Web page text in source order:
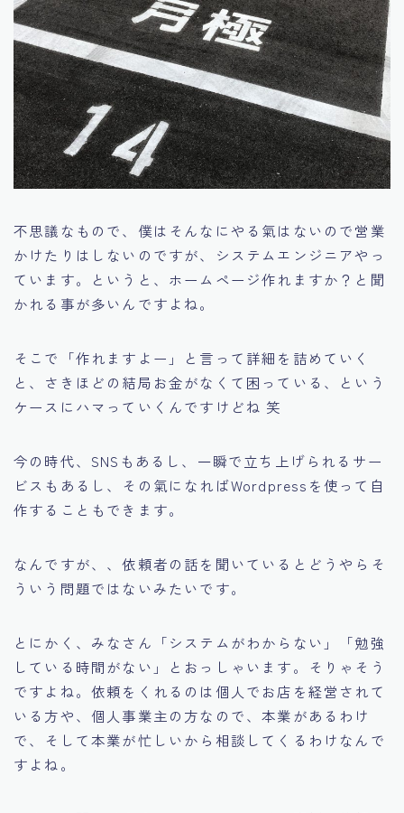
不思議なもので、僕はそんなにやる氣はないので営業
かけたりはしないのですが、システムエンジニアやっ
ています。というと、ホームページ作れますか？と聞
かれる事が多いんですよね。
そこで「作れますよー」と言って詳細を詰めていく
と、さきほどの結局お金がなくて困っている、という
ケースにハマっていくんですけどね 笑
今の時代、SNSもあるし、一瞬で立ち上げられるサー
ビスもあるし、その氣になればWordpressを使って自
作することもできます。
なんですが、、依頼者の話を聞いているとどうやらそ
ういう問題ではないみたいです。
とにかく、みなさん「システムがわからない」「勉強
している時間がない」とおっしゃいます。そりゃそう
ですよね。依頼をくれるのは個人でお店を経営されて
いる方や、個人事業主の方なので、本業があるわけ
で、そして本業が忙しいから相談してくるわけなんで
すよね。